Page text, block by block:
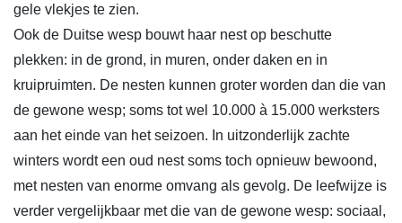
gele vlekjes te zien.
Ook de Duitse wesp bouwt haar nest op beschutte
plekken: in de grond, in muren, onder daken en in
kruipruimten. De nesten kunnen groter worden dan die van
de gewone wesp; soms tot wel 10.000 à 15.000 werksters
aan het einde van het seizoen. In uitzonderlijk zachte
winters wordt een oud nest soms toch opnieuw bewoond,
met nesten van enorme omvang als gevolg. De leefwijze is
verder vergelijkbaar met die van de gewone wesp: sociaal,